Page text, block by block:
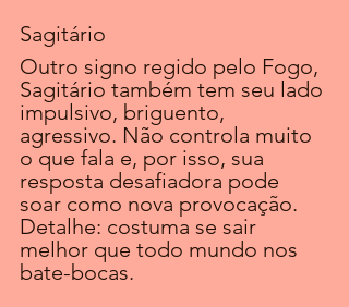
Sagitário
Outro signo regido pelo Fogo,
Sagitário também tem seu lado
impulsivo, briguento,
agressivo. Não controla muito
o que fala e, por isso, sua
resposta desafiadora pode
soar como nova provocação.
Detalhe: costuma se sair
melhor que todo mundo nos
bate-bocas.